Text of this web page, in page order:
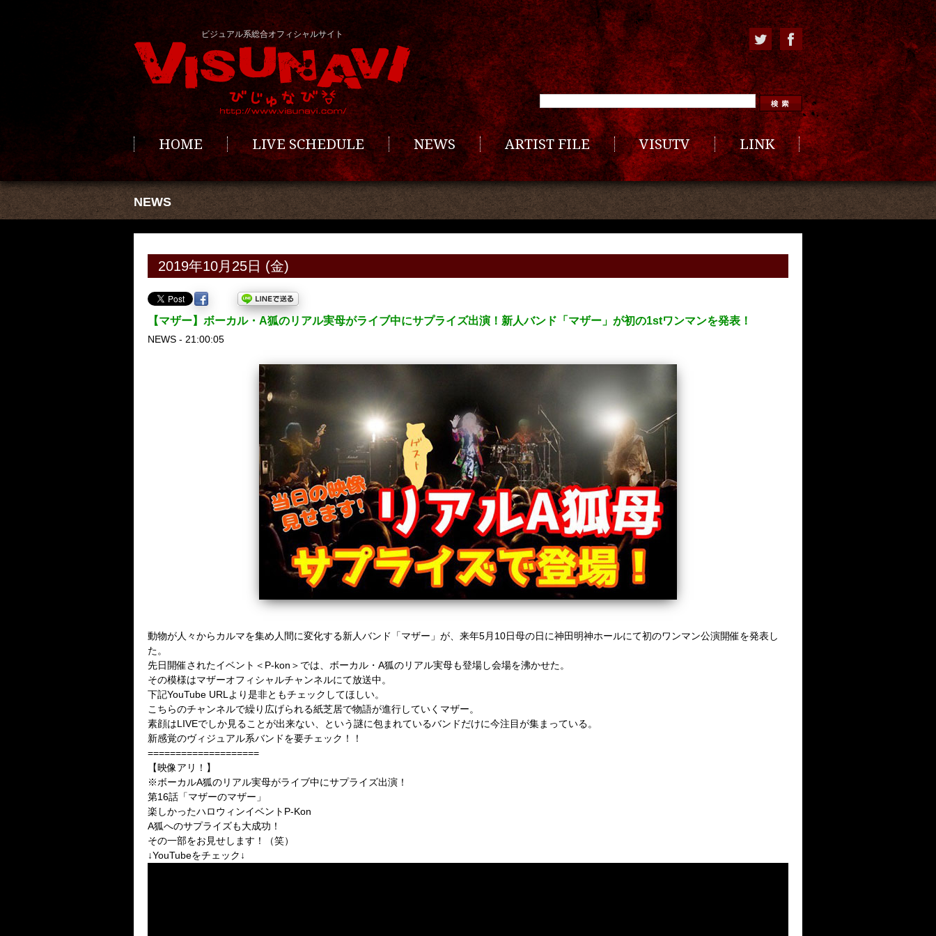
ビジュアル系総合オフィシャルサイト
HOME LIVE SCHEDULE NEWS ARTIST FILE VISUTV LINK
NEWS
2019年10月25日 (金)
【マザー】ボーカル・A狐のリアル実母がライブ中にサプライズ出演！新人バンド「マザー」が初の1stワンマンを発表！
NEWS - 21:00:05
動物が人々からカルマを集め人間に変化する新人バンド「マザー」が、来年5月10日母の日に神田明神ホールにて初のワンマン公演開催を発表し
た。
先日開催されたイベント＜P-kon＞では、ボーカル・A狐のリアル実母も登場し会場を沸かせた。
その模様はマザーオフィシャルチャンネルにて放送中。
下記YouTube URLより是非ともチェックしてほしい。
こちらのチャンネルで繰り広げられる紙芝居で物語が進行していくマザー。
素顔はLIVEでしか見ることが出来ない、という謎に包まれているバンドだけに今注目が集まっている。
新感覚のヴィジュアル系バンドを要チェック！！
====================
【映像アリ！】
※ボーカルA狐のリアル実母がライブ中にサプライズ出演！
第16話「マザーのマザー」
楽しかったハロウィンイベントP-Kon
A狐へのサプライズも大成功！
その一部をお見せします！（笑）
↓YouTubeをチェック↓